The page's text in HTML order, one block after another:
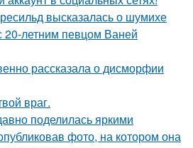
высказалась о шумихе
20-летним певцом Ваней
рассказала о дисморфии
враг.
поделилась яркими
фото, на котором она